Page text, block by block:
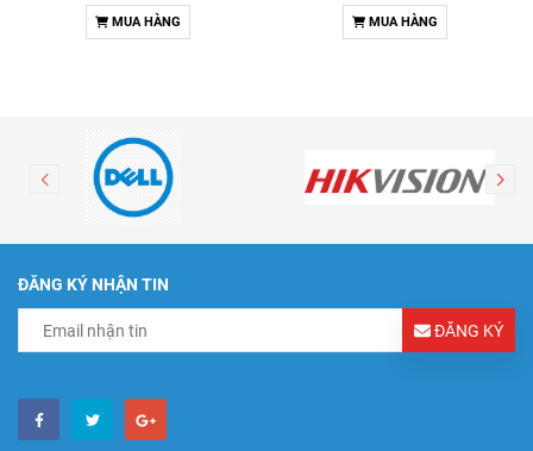
MUA HÀNG MUA HÀNG
ĐĂNG KÝ NHẬN TIN
ĐĂNG KÝ